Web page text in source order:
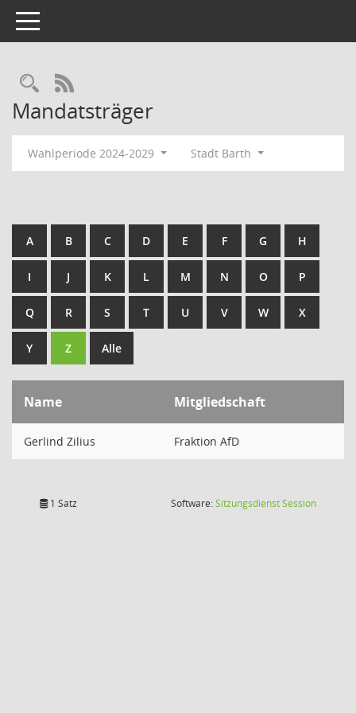
Toggle navigation
Rechercheauswahl
RSS-Feed
Mandatsträger
Wahlperiode 2024-2029 Stadt Barth
A B C D E F G H
I J K L M N O P
Q R S T U V W X
Y Z Alle
Name Mitgliedschaft
Gerlind Zilius Fraktion AfD
1 Satz Software:SitzungsdienstSession(Wird in